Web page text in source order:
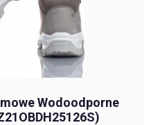
Wodoodporne